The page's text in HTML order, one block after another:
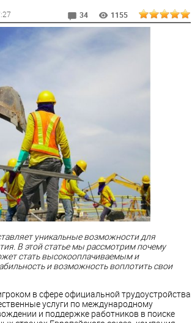
34 1155
уникальные возможности для
В этой статье мы рассмотрим почему
стать высокооплачиваемым и
и возможность воплотить свои
в сфере официальной трудоустройства
услуги по международному
и поддержке работников в поиске